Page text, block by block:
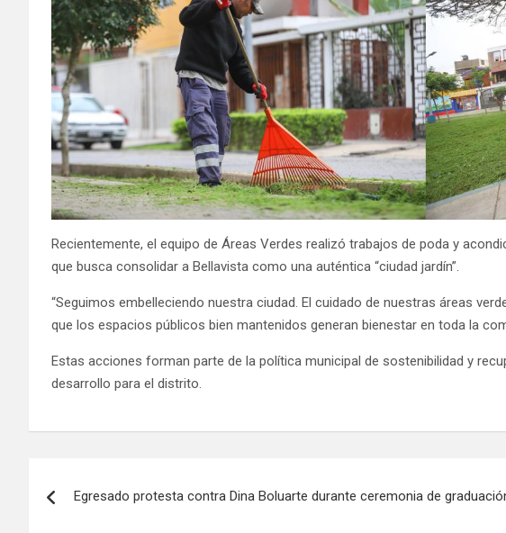
Recientemente, el equipo de Áreas Verdes realizó trabajos de poda y
que busca consolidar a Bellavista como una auténtica “ciudad jardín”.
“Seguimos embelleciendo nuestra ciudad. El cuidado de nuestras áreas
que los espacios públicos bien mantenidos generan bienestar en toda la
Estas acciones forman parte de la política municipal de sostenibilidad y
desarrollo para el distrito.
Egresado protesta contra Dina Boluarte durante ceremonia de